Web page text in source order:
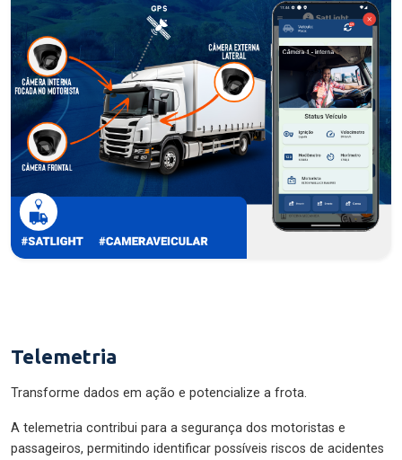
Telemetria
Transforme dados em ação e potencialize a frota.
A telemetria contribui para a segurança dos motoristas e
passageiros, permitindo identificar possíveis riscos de acidentes